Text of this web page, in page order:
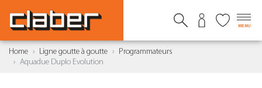
MENU
Home Ligne goutte à goutte
Programmateurs
Aquadue Duplo Evolution